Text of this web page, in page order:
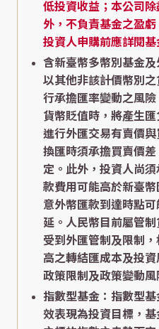
低投資收益；本公司
外，不負責基金之盈虧
投資人申購前應詳閱基
含新臺幣多幣別基金
以其他非該計價幣別
行承擔匯率變動之風
貨幣貶值時，將產生
進行外匯交易有賣價
換匯時須承擔買賣價
定。此外，投資人尚
款費用可能高於新臺
意外幣匯款到達時點
延。人民幣目前屬管
受到外匯管制及限制
高之轉結匯成本及投
政策限制及政策變動風
指數型基金：指數型
效表現為投資目標，